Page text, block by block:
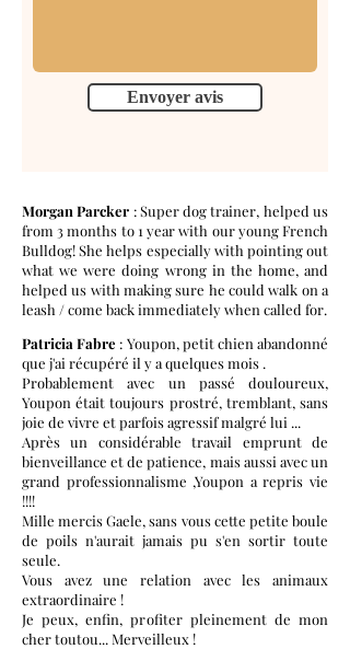
Envoyer avis
Morgan Parcker : Super dog trainer, helped us
from 3 months to 1 year with our young French
Bulldog! She helps especially with pointing out
what we were doing wrong in the home, and
helped us with making sure he could walk on a
leash / come back immediately when called for.
Patricia Fabre : Youpon, petit chien abandonné
que j'ai récupéré il y a quelques mois .
Probablement avec un passé douloureux,
Youpon était toujours prostré, tremblant, sans
joie de vivre et parfois agressif malgré lui ...
Après un considérable travail emprunt de
bienveillance et de patience, mais aussi avec un
grand professionnalisme ,Youpon a repris vie
!!!!
Mille mercis Gaele, sans vous cette petite boule
de poils n'aurait jamais pu s'en sortir toute
seule.
Vous avez une relation avec les animaux
extraordinaire !
Je peux, enfin, profiter pleinement de mon
cher toutou... Merveilleux !